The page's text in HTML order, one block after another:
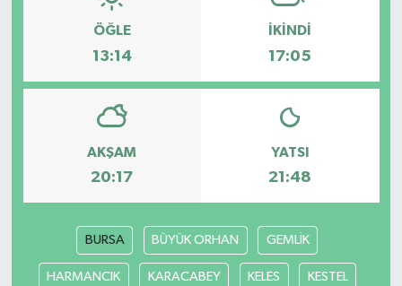
ÖĞLE
13:14
İKINDI
17:05
AKŞAM
20:17
YATSI
21:48
BURSA BÜYÜK ORHAN GEMLİK
HARMANCIK KARACABEY KELES KESTEL